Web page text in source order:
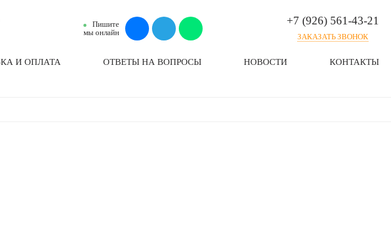
Пишите
мы онлайн
+7 (926) 561-43-21
ЗАКАЗАТЬ ЗВОНОК
И ОПЛАТА ОТВЕТЫ НА ВОПРОСЫ НОВОСТИ КОНТАКТЫ